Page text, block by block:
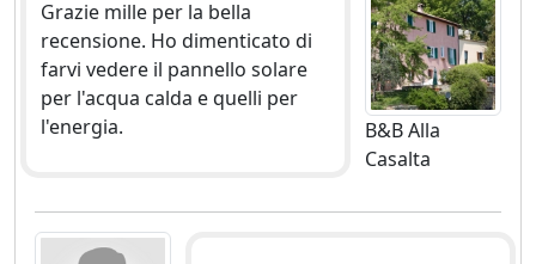
Grazie mille per la bella
recensione. Ho dimenticato di
farvi vedere il pannello solare
per l'acqua calda e quelli per
l'energia.
B&B Alla
Casalta